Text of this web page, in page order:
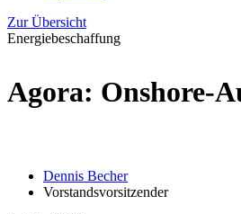
Zur Übersicht
Energiebeschaffung
Agora: Onshore-
Dennis Becher
Vorstandsvorsitzender